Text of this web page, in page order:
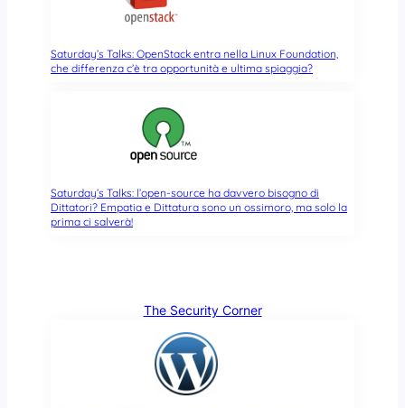
Saturday’s Talks: OpenStack entra nella Linux Foundation,
che differenza c’è tra opportunità e ultima spiaggia?
Saturday’s Talks: l’open-source ha davvero bisogno di
Dittatori? Empatia e Dittatura sono un ossimoro, ma solo la
prima ci salverà!
The Security Corner